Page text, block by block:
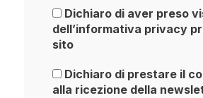
Dichiaro di aver preso
dell’informativa privacy
sito
Dichiaro di prestare il
alla ricezione della